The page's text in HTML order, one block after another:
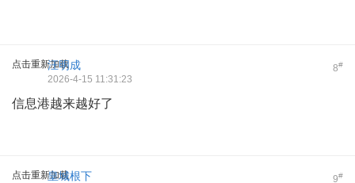
点击重新加载 8#
汪明成
2026-4-15 11:31:23
信息港越来越好了
点击重新加载 9#
皇城根下